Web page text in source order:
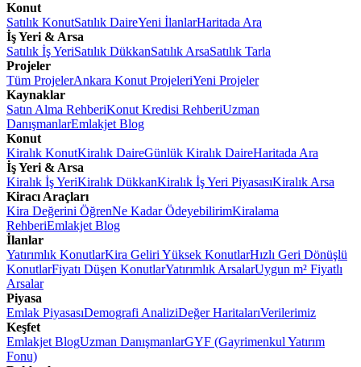
Konut
Satılık KonutSatılık DaireYeni İlanlarHaritada Ara
İş Yeri & Arsa
Satılık İş YeriSatılık DükkanSatılık ArsaSatılık Tarla
Projeler
Tüm ProjelerAnkara Konut ProjeleriYeni Projeler
Kaynaklar
Satın Alma RehberiKonut Kredisi RehberiUzman
DanışmanlarEmlakjet Blog
Konut
Kiralık KonutKiralık DaireGünlük Kiralık DaireHaritada Ara
İş Yeri & Arsa
Kiralık İş YeriKiralık DükkanKiralık İş Yeri PiyasasıKiralık Arsa
Kiracı Araçları
Kira Değerini ÖğrenNe Kadar ÖdeyebilirimKiralama
RehberiEmlakjet Blog
İlanlar
Yatırımlık KonutlarKira Geliri Yüksek KonutlarHızlı Geri Dönüşlü
KonutlarFiyatı Düşen KonutlarYatırımlık ArsalarUygun m² Fiyatlı
Arsalar
Piyasa
Emlak PiyasasıDemografi AnaliziDeğer HaritalarıVerilerimiz
Keşfet
Emlakjet BlogUzman DanışmanlarGYF (Gayrimenkul Yatırım
Fonu)